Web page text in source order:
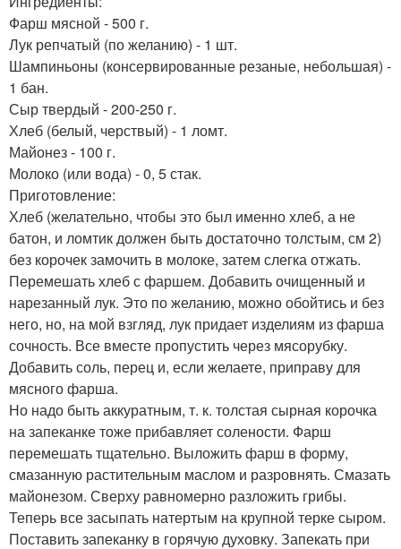
Фарш мясной - 500 г.
Лук репчатый (по желанию) - 1 шт.
Шампиньоны (консервированные резаные, небольшая) -
1 бан.
Сыр твердый - 200-250 г.
Хлеб (белый, черствый) - 1 ломт.
Майонез - 100 г.
Молоко (или вода) - 0, 5 стак.
Приготовление:
Хлеб (желательно, чтобы это был именно хлеб, а не
батон, и ломтик должен быть достаточно толстым, см 2)
без корочек замочить в молоке, затем слегка отжать.
Перемешать хлеб с фаршем. Добавить очищенный и
нарезанный лук. Это по желанию, можно обойтись и без
него, но, на мой взгляд, лук придает изделиям из фарша
сочность. Все вместе пропустить через мясорубку.
Добавить соль, перец и, если желаете, приправу для
мясного фарша.
Но надо быть аккуратным, т. к. толстая сырная корочка
на запеканке тоже прибавляет солености. Фарш
перемешать тщательно. Выложить фарш в форму,
смазанную растительным маслом и разровнять. Смазать
майонезом. Сверху равномерно разложить грибы.
Теперь все засыпать натертым на крупной терке сыром.
Поставить запеканку в горячую духовку. Запекать при